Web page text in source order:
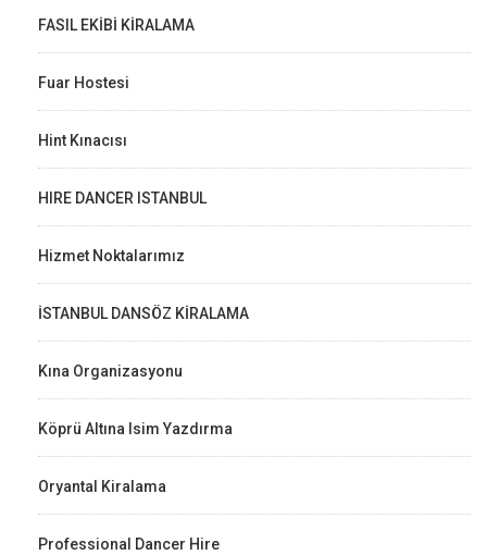
FASIL EKİBİ KİRALAMA
Fuar Hostesi
Hint Kınacısı
HIRE DANCER ISTANBUL
Hizmet Noktalarımız
İSTANBUL DANSÖZ KİRALAMA
Kına Organizasyonu
Köprü Altına Isim Yazdırma
Oryantal Kiralama
Professional Dancer Hire